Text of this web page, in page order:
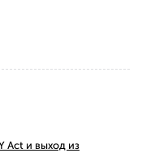
Act и выход из